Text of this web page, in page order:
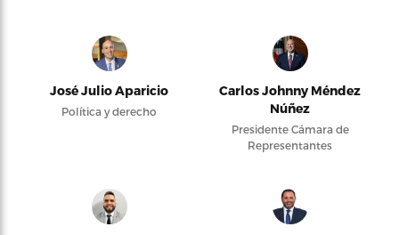
José Julio Aparicio
Política y derecho
Carlos Johnny Méndez
Núñez
Presidente Cámara de
Representantes